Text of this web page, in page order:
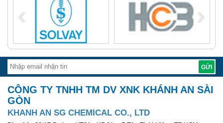
CÔNG TY TNHH TM DV XNK KHÁNH AN SÀI
GÒN
KHANH AN SG CHEMICAL CO., LTD